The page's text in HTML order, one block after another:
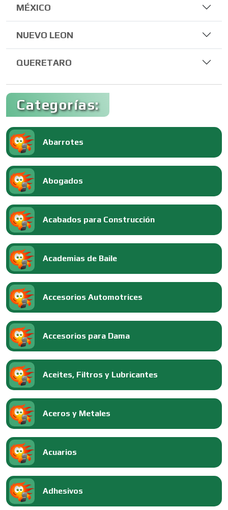
MÉXICO
NUEVO LEON
QUERETARO
Categorías:
Abarrotes
Abogados
Acabados para Construcción
Academias de Baile
Accesorios Automotrices
Accesorios para Dama
Aceites, Filtros y Lubricantes
Aceros y Metales
Acuarios
Adhesivos